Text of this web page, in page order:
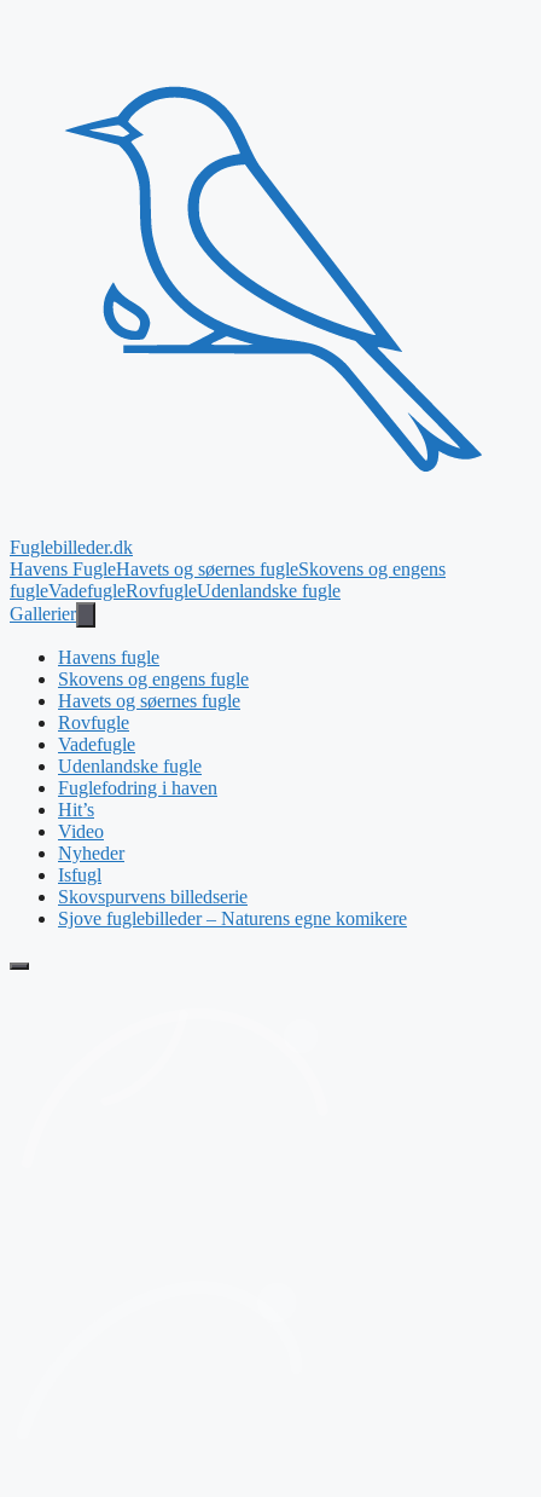
Fuglebilleder.dk
Havens FugleHavets og søernes fugleSkovens og engens
fugleVadefugleRovfugleUdenlandske fugle
Gallerier
Havens fugle
Skovens og engens fugle
Havets og søernes fugle
Rovfugle
Vadefugle
Udenlandske fugle
Fuglefodring i haven
Hit’s
Video
Nyheder
Isfugl
Skovspurvens billedserie
Sjove fuglebilleder – Naturens egne komikere